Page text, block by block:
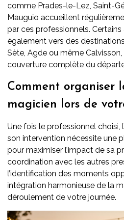
comme Prades-le-Lez, Saint-
Mauguio accueillent
par ces professionnels.
également vers des
Sète, Agde ou même
couverture complète du
Comment organiser
magicien lors de
Une fois le professionnel choisi,
son intervention nécessite une
pour maximiser l’impact de sa
coordination avec les autres
l’identification des moments
intégration harmonieuse de la
déroulement de votre journée.